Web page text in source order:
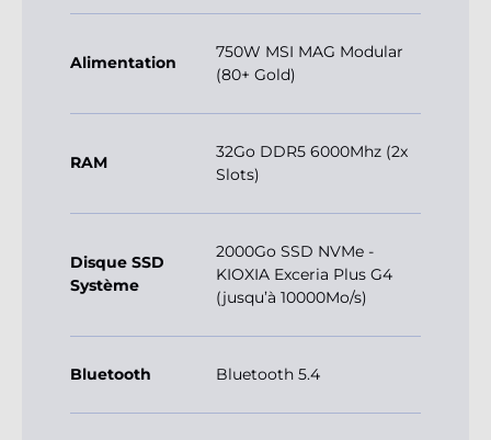
Alimentation
750W MSI MAG Modular
(80+ Gold)
RAM
32Go DDR5 6000Mhz (2x
Slots)
Disque SSD
Système
2000Go SSD NVMe -
KIOXIA Exceria Plus G4
(jusqu’à 10000Mo/s)
Bluetooth Bluetooth 5.4